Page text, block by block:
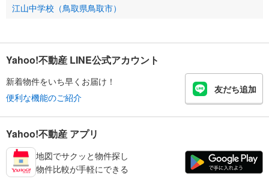
江山中学校（鳥取県鳥取市）
Yahoo!不動産 LINE公式アカウント
新着物件をいち早くお届け！
便利な機能のご紹介
友だち追加
Yahoo!不動産 アプリ
地図でサクッと物件探し
物件比較が手軽にできる